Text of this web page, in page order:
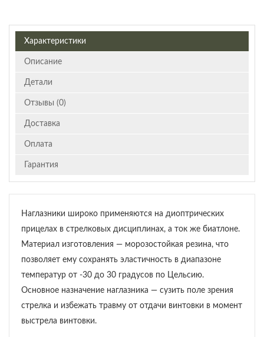
Характеристики
Описание
Детали
Отзывы (0)
Доставка
Оплата
Гарантия
Наглазники широко применяются на диоптрических
прицелах в стрелковых дисциплинах, а ток же биатлоне.
Материал изготовления — морозостойкая резина, что
позволяет ему сохранять эластичность в диапазоне
температур от -30 до 30 градусов по Цельсию.
Основное назначение наглазника — сузить поле зрения
стрелка и избежать травму от отдачи винтовки в момент
выстрела винтовки.